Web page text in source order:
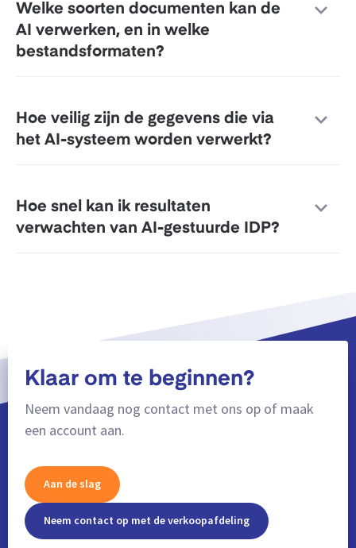
Welke soorten documenten kan de
AI verwerken, en in welke
bestandsformaten?
Hoe veilig zijn de gegevens die via
het AI-systeem worden verwerkt?
Hoe snel kan ik resultaten
verwachten van AI-gestuurde IDP?
Klaar om te beginnen?
Neem vandaag nog contact met ons op of maak
een account aan.
Aan de slag
Neem contact op met de verkoopafdeling